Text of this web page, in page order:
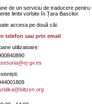
limbi vorbite în Țara Bascilor.
accesa pe două căi:
telefon sau prin email
utilizatoare:
gv.es